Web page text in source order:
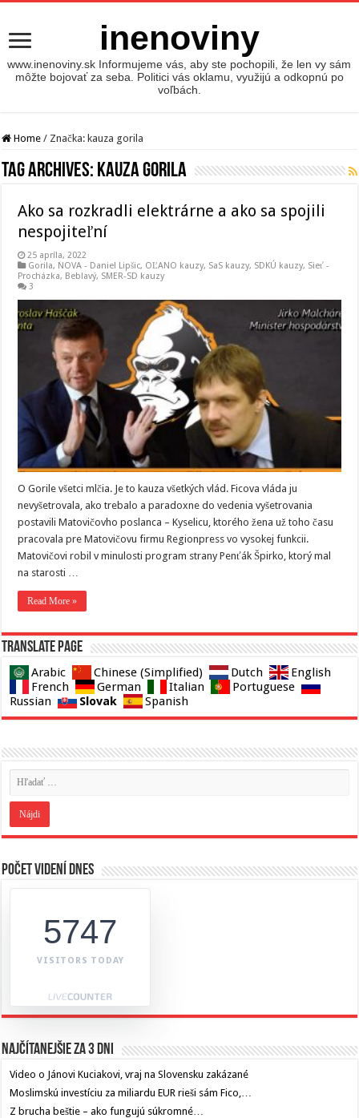
inenoviny
www.inenoviny.sk Informujeme vás, aby ste pochopili, že len vy sám
môžte bojovať za seba. Politici vás oklamu, využijú a odkopnú po
voľbách.
Home / Značka: kauza gorila
Tag Archives: kauza gorila
Ako sa rozkradli elektrárne a ako sa spojili
nespojiteľní
25 apríla, 2022
Gorila, NOVA - Daniel Lipšic, OĽANO kauzy, SaS kauzy, SDKÚ kauzy, Sieť -
Procházka, Beblavý, SMER-SD kauzy
3
O Gorile všetci mlčia. Je to kauza všetkých vlád. Ficova vláda ju
nevyšetrovala, ako trebalo a paradoxne do vedenia vyšetrovania
postavili Matovičovho poslanca – Kyselicu, ktorého žena už toho času
pracovala pre Matovičovu firmu Regionpress vo vysokej funkcii.
Matovičovi robil v minulosti program strany Penťák Špirko, ktorý mal
na starosti …
Read More »
Translate page
Arabic Chinese (Simplified) Dutch
English
French
German Italian
Portuguese
Russian
Slovak Spanish
Počet videní dnes
5747
VISITORS TODAY
Najčítanejšie za 3 dni
Video o Jánovi Kuciakovi, vraj na Slovensku zakázané
Moslimskú investíciu za miliardu EUR rieši sám Fico,…
Z brucha beštie – ako fungujú súkromné…